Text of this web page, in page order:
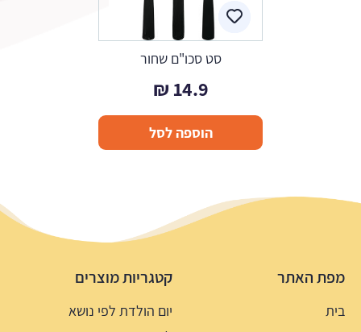
סט סכו"ם שחור
14.9
₪
הוספה לסל
מפת האתר
בית
קטגריות מוצרים
יום הולדת לפי נושא